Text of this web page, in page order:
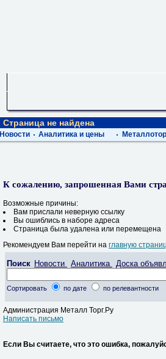
Страница не найдена
Новости Аналитика и цены
К сожалению, запрошенная Вами
Возможные причины:
Вам прислали неверную ссылку
Вы ошиблись в наборе адреса
Страница была удалена или перемещена
Рекомендуем Вам перейти на главную
Поиск Новости Аналитика Доска
Сортировать по дате по релевантности
Администрация Металл Торг.Ру
Написать письмо
Если Вы считаете, что это ошибка,